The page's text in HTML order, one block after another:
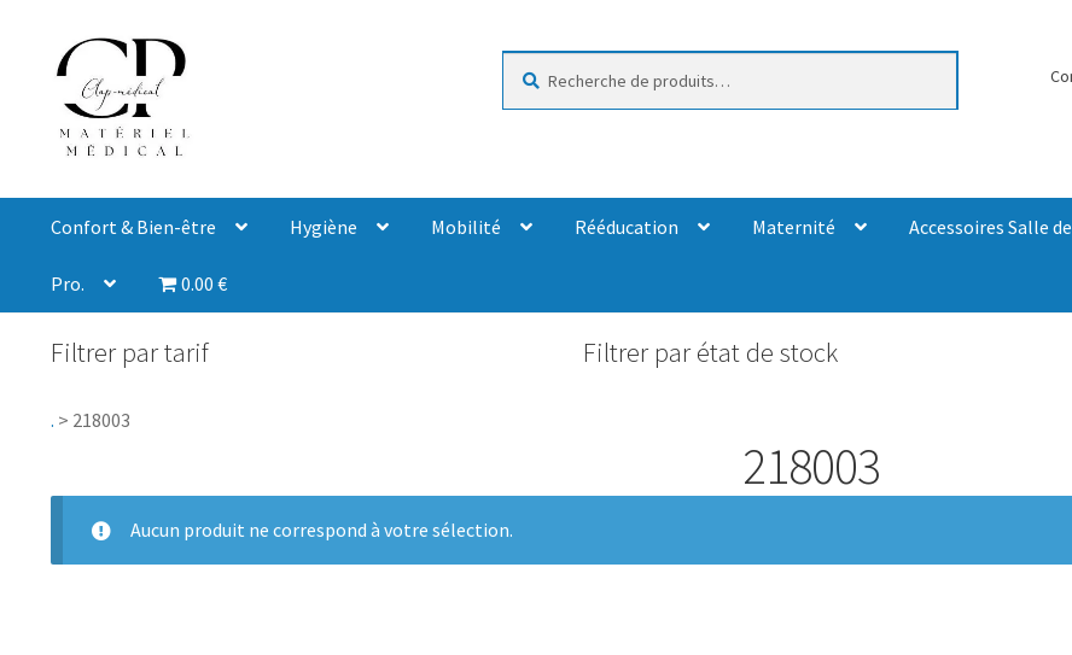
Confort & Bien-être Hygiène Mobilité Rééducation Maternité Accessoires Salle
Pro. 0.00 €
Filtrer par tarif Filtrer par état de stock
. > 218003
218003
Aucun produit ne correspond à votre sélection.